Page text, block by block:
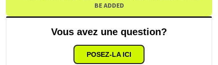
BE ADDED
Vous avez une question?
POSEZ-LA ICI